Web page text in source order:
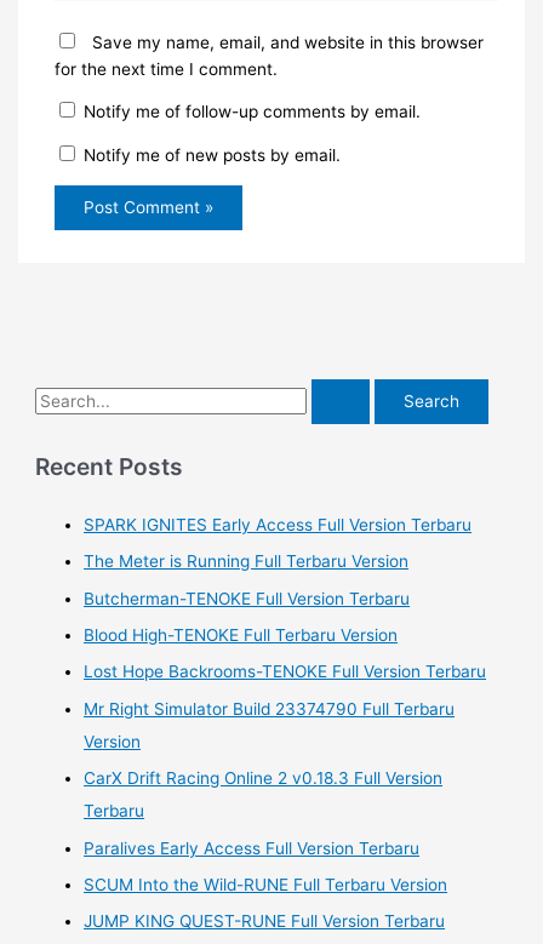
Save my name, email, and website in this browser
for the next time I comment.
Notify me of follow-up comments by email.
Notify me of new posts by email.
S
a
Recent Posts
SPARK IGNITES Early Access Full Version Terbaru
The Meter is Running Full Terbaru Version
Butcherman-TENOKE Full Version Terbaru
Blood High-TENOKE Full Terbaru Version
Lost Hope Backrooms-TENOKE Full Version Terbaru
Mr Right Simulator Build 23374790 Full Terbaru
Version
CarX Drift Racing Online 2 v0.18.3 Full Version
Terbaru
Paralives Early Access Full Version Terbaru
SCUM Into the Wild-RUNE Full Terbaru Version
JUMP KING QUEST-RUNE Full Version Terbaru